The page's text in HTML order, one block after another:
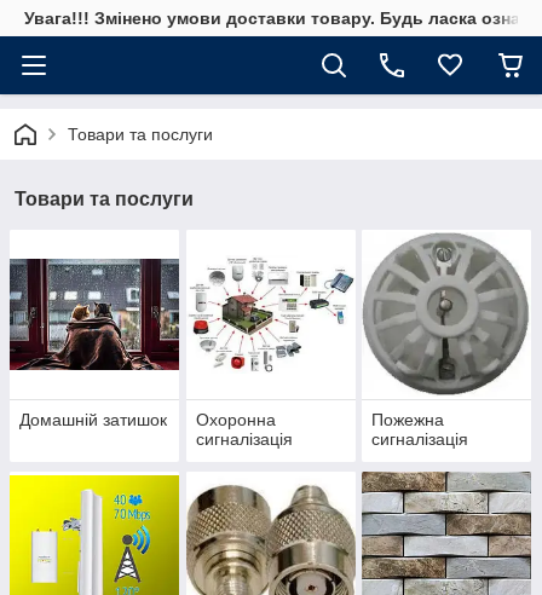
Увага!!! Змінено умови доставки товару. Будь ласка
Товари та послуги
Товари та послуги
Домашній затишок
Охоронна
сигналізація
Пожежна
сигналізація